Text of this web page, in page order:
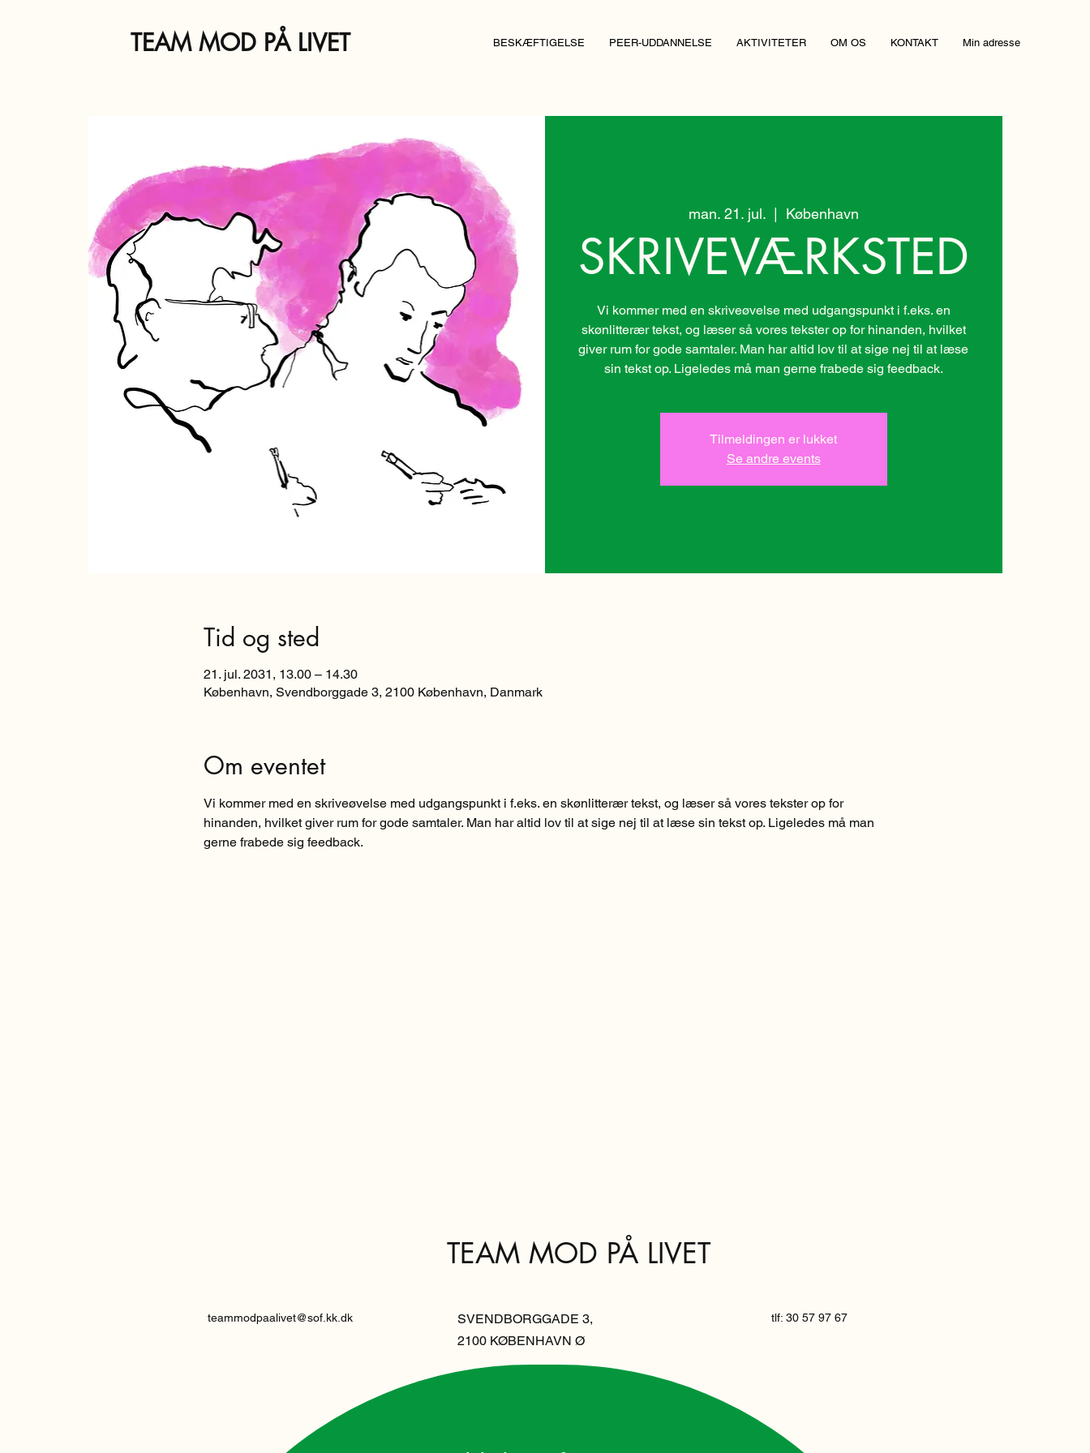
TEAM MOD PÅ LIVET BESKÆFTIGELSE PEER-UDDANNELSE AKTIVITETER OM OS KONTAKT Min adresse
man. 21. jul.
  |
København
SKRIVEVÆRKSTED
Vi kommer med en skriveøvelse med udgangspunkt i f.eks. en
skønlitterær tekst, og læser så vores tekster op for hinanden, hvilket
giver rum for gode samtaler. Man har altid lov til at sige nej til at læse
Tilmeldingen er lukket
Se andre events
Tid og sted
21. jul. 2031, 13.00 – 14.30
København, Svendborggade 3, 2100 København, Danmark
Om eventet
Vi kommer med en skriveøvelse med udgangspunkt i f.eks. en skønlitterær tekst, og læser så vores tekster op for
hinanden, hvilket giver rum for gode samtaler. Man har altid lov til at sige nej til at læse sin tekst op. Ligeledes må man
gerne frabede sig feedback.
TEAM MOD PÅ LIVET
teammodpaalivet@sof.kk.dk
SVENDBORGGADE 3,
2100 KØBENHAVN Ø
tlf: 30 57 97 67